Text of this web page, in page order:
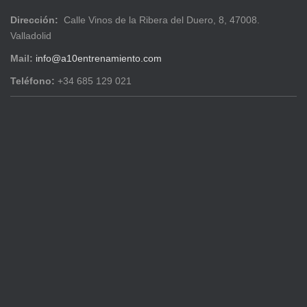
Dirección: Calle Vinos de la Ribera del Duero, 8, 47008.
Valladolid
Mail: info@a10entrenamiento.com
Teléfono: +34 685 129 021